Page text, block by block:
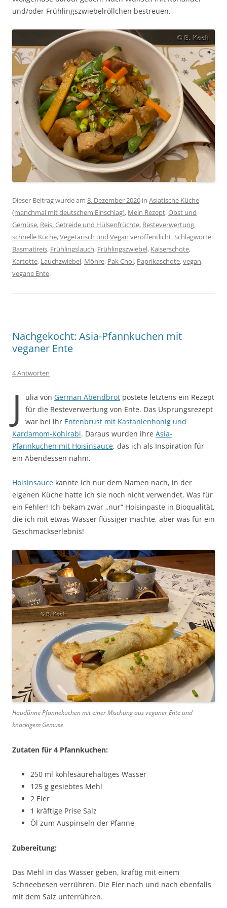
und/oder Frühlingszwiebelröllchen bestreuen.
Dieser Beitrag wurde am 8. Dezember 2020 in Asiatische Küche
(manchmal mit deutschem Einschlag), Mein Rezept,Obst und
Gemüse, Reis, Getreide und Hülsenfrüchte, Resteverwertung,
schnelle Küche,Vegetarisch und Vegan veröffentlicht. Schlagworte:
Basmatireis, Frühlingslauch, Frühlingszwiebel, Kaiserschote,
Kartotte, Lauchzwiebel, Möhre, Pak Choi, Paprikaschote,vegan,
vegane Ente.
Nachgekocht: Asia-Pfannkuchen mit
veganer Ente
4 Antworten
J ulia von German Abendbrot postete letztens ein Rezept
für die Resteverwertung von Ente. Das Usprungsrezept
war bei ihr Entenbrust mit Kastanienhonig und
Kardamom-Kohlrabi. Daraus wurden ihre Asia-
Pfannkuchen mit Hoisinsauce, das ich als Inspiration für
ein Abendessen nahm.
Hoisinsauce kannte ich nur dem Namen nach, in der
eigenen Küche hatte ich sie noch nicht verwendet. Was für
ein Fehler! Ich bekam zwar „nur“ Hoisinpaste in Bioqualität,
die ich mit etwas Wasser flüssiger machte, aber was für ein
Geschmackserlebnis!
Haudünne Pfannekuchen mit einer Mischung aus veganer Ente und
knackigem Gemüse
Zutaten für 4 Pfannkuchen:
250 ml kohlesäurehaltiges Wasser
125 g gesiebtes Mehl
2 Eier
1 kräftige Prise Salz
Öl zum Auspinseln der Pfanne
Zubereitung:
Das Mehl in das Wasser geben, kräftig mit einem
Schneebesen verrühren. Die Eier nach und nach ebenfalls
mit dem Salz unterrühren.